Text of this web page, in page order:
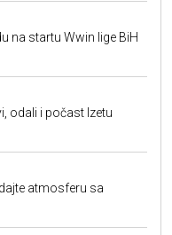
na startu Wwin lige BiH
odali i počast Izetu
atmosferu sa